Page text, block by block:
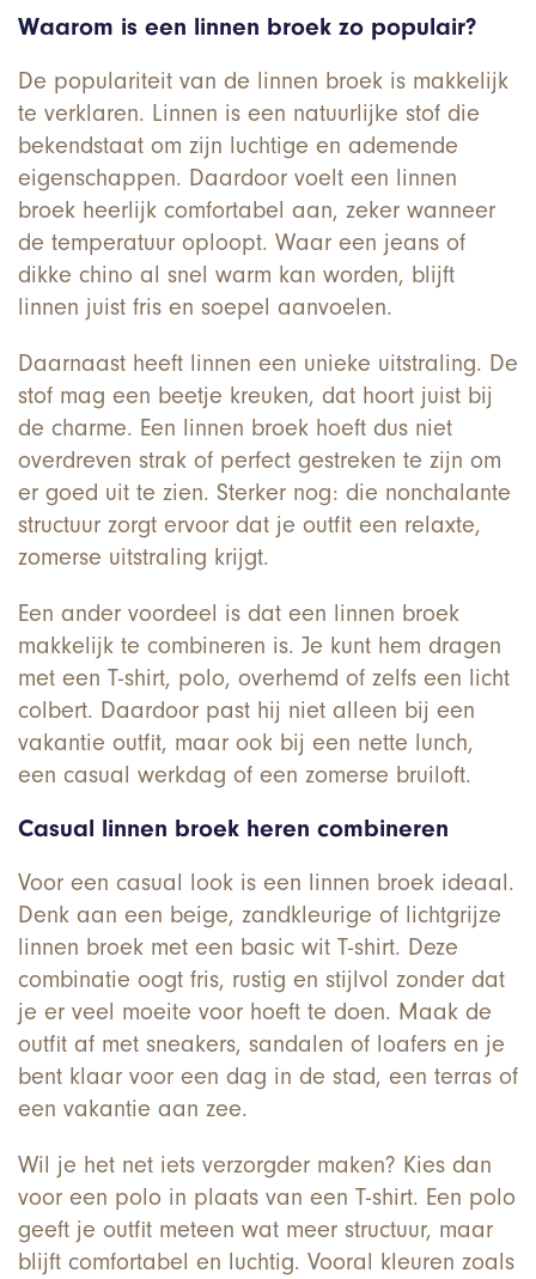
Waarom is een linnen broek zo populair?
De populariteit van de linnen broek is makkelijk
te verklaren. Linnen is een natuurlijke stof die
bekendstaat om zijn luchtige en ademende
eigenschappen. Daardoor voelt een linnen
broek heerlijk comfortabel aan, zeker wanneer
de temperatuur oploopt. Waar een jeans of
dikke chino al snel warm kan worden, blijft
linnen juist fris en soepel aanvoelen.
Daarnaast heeft linnen een unieke uitstraling. De
stof mag een beetje kreuken, dat hoort juist bij
de charme. Een linnen broek hoeft dus niet
overdreven strak of perfect gestreken te zijn om
er goed uit te zien. Sterker nog: die nonchalante
structuur zorgt ervoor dat je outfit een relaxte,
zomerse uitstraling krijgt.
Een ander voordeel is dat een linnen broek
makkelijk te combineren is. Je kunt hem dragen
met een T-shirt, polo, overhemd of zelfs een licht
colbert. Daardoor past hij niet alleen bij een
vakantie outfit, maar ook bij een nette lunch,
een casual werkdag of een zomerse bruiloft.
Casual linnen broek heren combineren
Voor een casual look is een linnen broek ideaal.
Denk aan een beige, zandkleurige of lichtgrijze
linnen broek met een basic wit T-shirt. Deze
combinatie oogt fris, rustig en stijlvol zonder dat
je er veel moeite voor hoeft te doen. Maak de
outfit af met sneakers, sandalen of loafers en je
bent klaar voor een dag in de stad, een terras of
een vakantie aan zee.
Wil je het net iets verzorgder maken? Kies dan
voor een polo in plaats van een T-shirt. Een polo
geeft je outfit meteen wat meer structuur, maar
blijft comfortabel en luchtig. Vooral kleuren zoals